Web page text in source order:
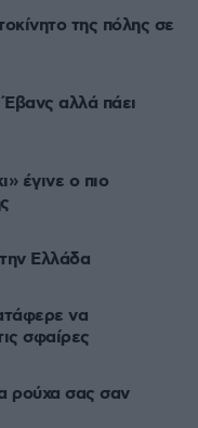
της πόλης σε
αλλά πάει
έγινε ο πιο
Ελλάδα
να
σφαίρες
ρούχα σας σαν